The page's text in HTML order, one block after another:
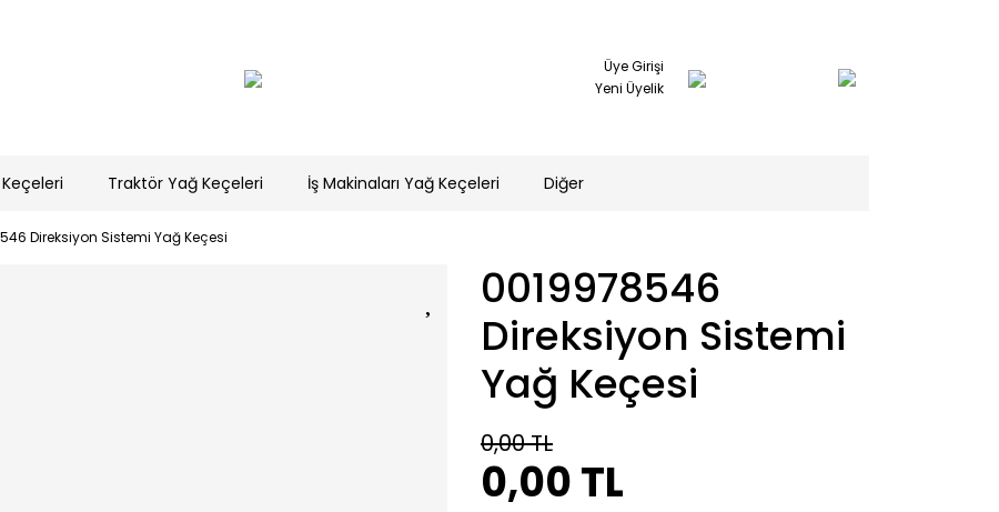
Üye Girişi
Yeni Üyelik
Traktör Yağ Keçeleri İş Makinaları Yağ Keçeleri Diğer
Direksiyon Sistemi Yağ Keçesi
0019978546
Direksiyon Sistemi
Yağ Keçesi
0,00 TL
0,00 TL